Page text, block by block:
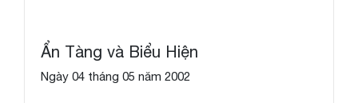
Ẩn Tàng và Biểu Hiện
Ngày 04 tháng 05 năm 2002